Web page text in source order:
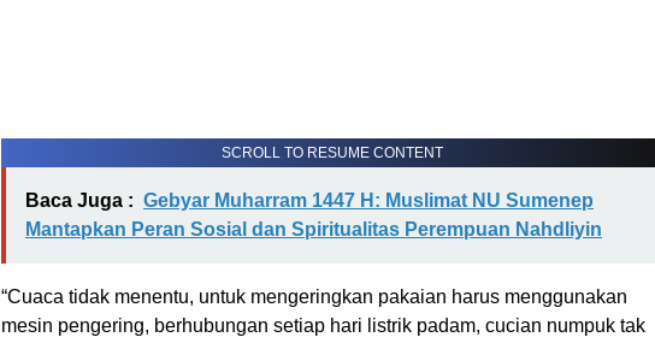
SCROLL TO RESUME CONTENT
Baca Juga : Gebyar Muharram 1447 H: Muslimat NU Sumenep
Mantapkan Peran Sosial dan Spiritualitas Perempuan Nahdliyin
“Cuaca tidak menentu, untuk mengeringkan pakaian harus menggunakan
mesin pengering, berhubungan setiap hari listrik padam, cucian numpuk tak